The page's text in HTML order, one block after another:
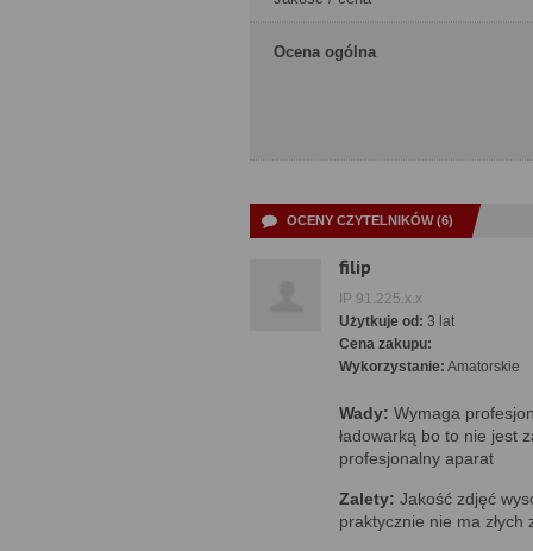
Ocena ogólna
OCENY CZYTELNIKÓW (6)
filip
IP 91.225.x.x
Użytkuje od: 3 lat
Cena zakupu:
Wykorzystanie: Amatorskie
Wady: Wymaga
ładowarką bo to nie jest
profesjonalny aparat
Zalety: Jakość zdjęć
praktycznie nie ma